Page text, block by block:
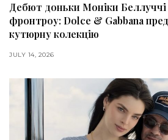
Дебют доньки Моніки
фронтроу: Dolce & Gabbana
кутюрну колекцію
JULY 14, 2026